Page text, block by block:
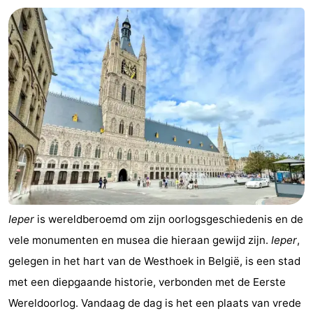
Nieuwvliet
-
Sluis
-
Cadzand
-
Natuur
Het
Zwin
West-
Vlaanderen
-
Brugge
-
Gent
-
Ieper
De
Kust
-
Natuur
-
Ieper is wereldberoemd om zijn oorlogsgeschiedenis en de
vele monumenten en musea die hieraan gewijd zijn. Ieper,
gelegen in het hart van de Westhoek in België, is een stad
met een diepgaande historie, verbonden met de Eerste
Wereldoorlog. Vandaag de dag is het een plaats van vrede